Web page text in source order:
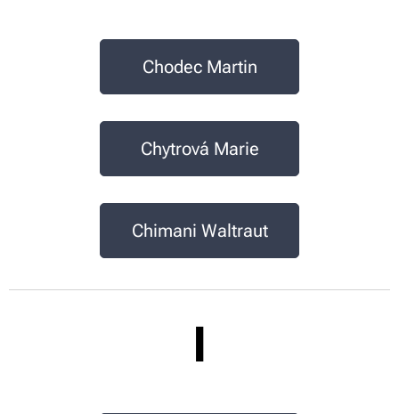
Chodec Martin
Chytrová Marie
Chimani Waltraut
I